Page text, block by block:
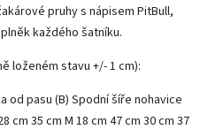
pruhy s nápisem PitBull,
každého šatníku.
loženém stavu +/- 1 cm):
od pasu (B) Spodní šíře nohavice
cm 35 cm M 18 cm 47 cm 30 cm 37